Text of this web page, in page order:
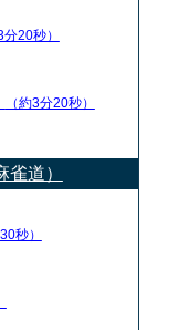
分20秒）
（約3分20秒）
道）
秒）